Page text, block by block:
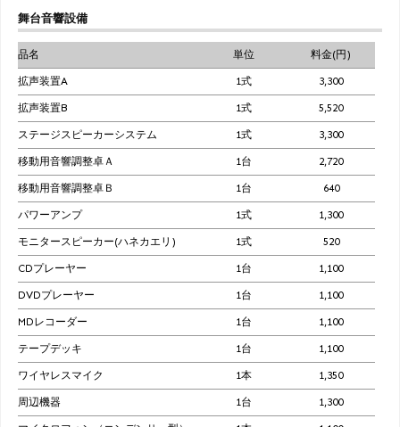
舞台音響設備
品名 単位 料金(円)
拡声装置A 1式 3,300
拡声装置B 1式 5,520
ステージスピーカーシステム 1式 3,300
移動用音響調整卓Ａ 1台 2,720
移動用音響調整卓Ｂ 1台 640
パワーアンプ 1式 1,300
モニタースピーカー(ハネカエリ) 1式 520
CDプレーヤー 1台 1,100
DVDプレーヤー 1台 1,100
MDレコーダー 1台 1,100
テープデッキ 1台 1,100
ワイヤレスマイク 1本 1,350
周辺機器 1台 1,300